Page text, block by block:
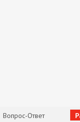
Вопрос-Ответ